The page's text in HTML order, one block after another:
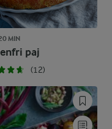
MIN
paj
(12)